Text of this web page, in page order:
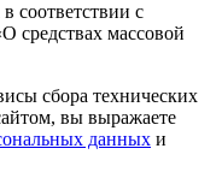
соответствии с
средствах массовой
сбора технических
вы выражаете
данных и